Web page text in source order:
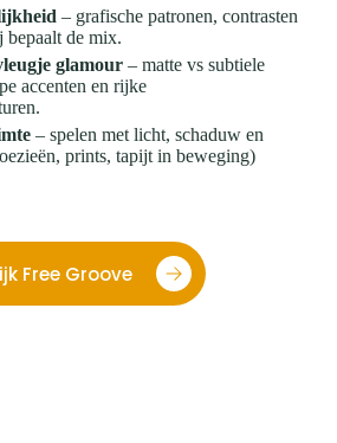
– grafische patronen, contrasten
bepaalt de mix.
glamour– matte vs subtiele
accenten en rijke
– spelen met licht, schaduw en
prints, tapijt in beweging)
Free Groove